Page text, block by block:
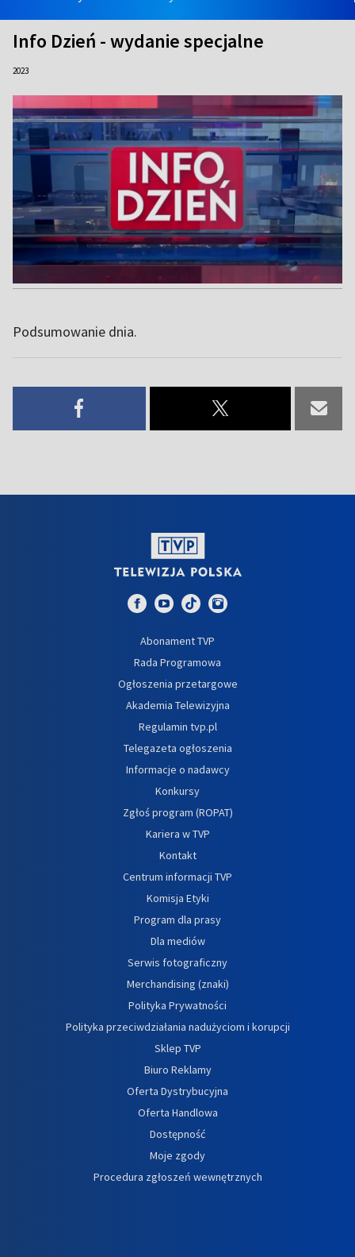
Info Dzień - wydanie specjalne
2023
Podsumowanie dnia.
Abonament TVP
Rada Programowa
Ogłoszenia przetargowe
Akademia Telewizyjna
Regulamin tvp.pl
Telegazeta ogłoszenia
Informacje o nadawcy
Konkursy
Zgłoś program (ROPAT)
Kariera w TVP
Kontakt
Centrum informacji TVP
Komisja Etyki
Program dla prasy
Dla mediów
Serwis fotograficzny
Merchandising (znaki)
Polityka Prywatności
Polityka przeciwdziałania nadużyciom i korupcji
Sklep TVP
Biuro Reklamy
Oferta Dystrybucyjna
Oferta Handlowa
Dostępność
Moje zgody
Procedura zgłoszeń wewnętrznych